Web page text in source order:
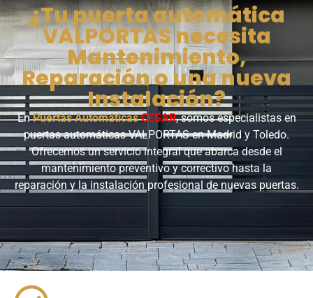
¿Tu puerta automática
VALPORTAS necesita
Mantenimiento,
Reparación o una nueva
Instalación?
EnPuertas Automáticas CESAR, somos especialistas en
puertas automáticas VALPORTAS en Madrid y Toledo.
Ofrecemos un servicio integral que abarca desde el
mantenimiento preventivo y correctivo hasta la
reparación y la instalación profesional de nuevas puertas.